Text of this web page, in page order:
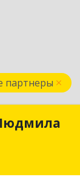
партнеры